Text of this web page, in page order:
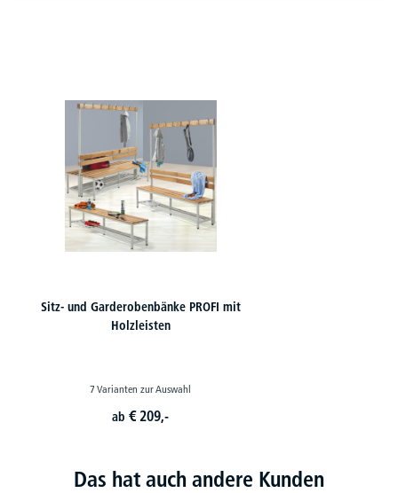
Sitz- und Garderobenbänke PROFI mit
Holzleisten
7 Varianten zur Auswahl
ab€ 209,-
Das hat auch andere Kunden